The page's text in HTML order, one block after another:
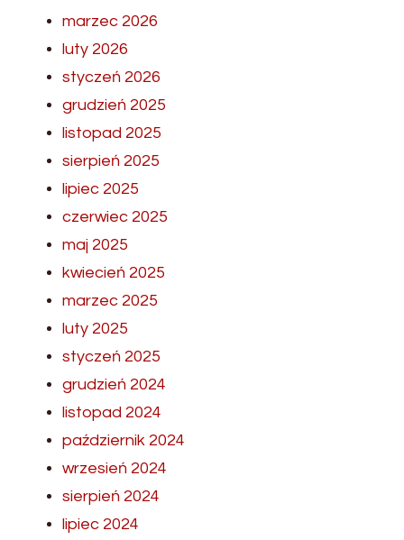
marzec 2026
luty 2026
styczeń 2026
grudzień 2025
listopad 2025
sierpień 2025
lipiec 2025
czerwiec 2025
maj 2025
kwiecień 2025
marzec 2025
luty 2025
styczeń 2025
grudzień 2024
listopad 2024
październik 2024
wrzesień 2024
sierpień 2024
lipiec 2024